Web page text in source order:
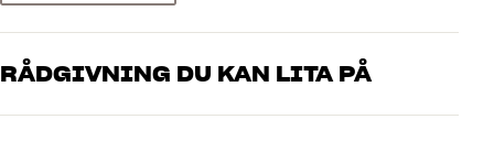
RÅDGIVNING DU KAN LITA PÅ
Våra medarbetare är riktiga entusiaster som kan produkterna och